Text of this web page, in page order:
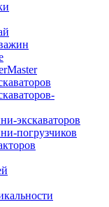
экскаваторов
погрузчиков